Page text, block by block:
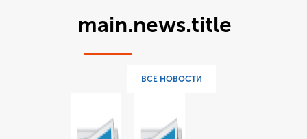
main.news.title
ВСЕ НОВОСТИ